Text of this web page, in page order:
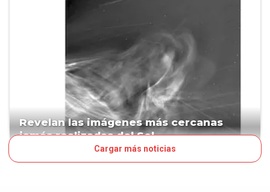
Revelan las imágenes más cercanas
jamás realizadas del Sol
Cargar más noticias